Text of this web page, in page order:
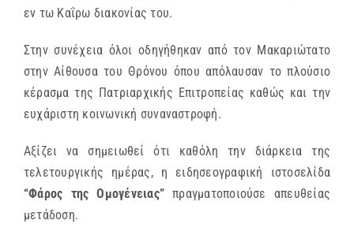
εν τω Καΐρω διακονίας του.
Στην συνέχεια όλοι οδηγήθηκαν από τον Μακαριώτατο
στην Αίθουσα του Θρόνου όπου απόλαυσαν το πλούσιο
κέρασμα της Πατριαρχικής Επιτροπείας καθώς και την
ευχάριστη κοινωνική συναναστροφή.
Αξίζει να σημειωθεί ότι καθόλη την διάρκεια της
τελετουργικής ημέρας, η ειδησεογραφική ιστοσελίδα
“Φάρος της Ομογένειας” πραγματοποιούσε απευθείας
μετάδοση.